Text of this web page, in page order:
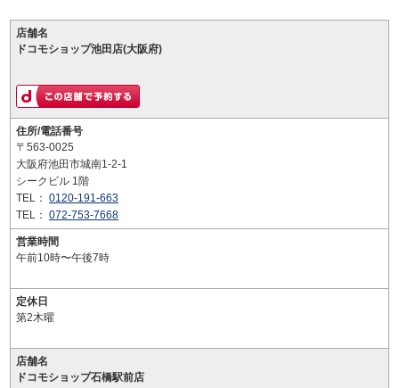
店舗名
ドコモショップ池田店(大阪府)
住所/電話番号
〒563-0025
大阪府池田市城南1-2-1
シークビル 1階
TEL： 0120-191-663
TEL： 072-753-7668
営業時間
午前10時〜午後7時
定休日
第2木曜
店舗名
ドコモショップ石橋駅前店